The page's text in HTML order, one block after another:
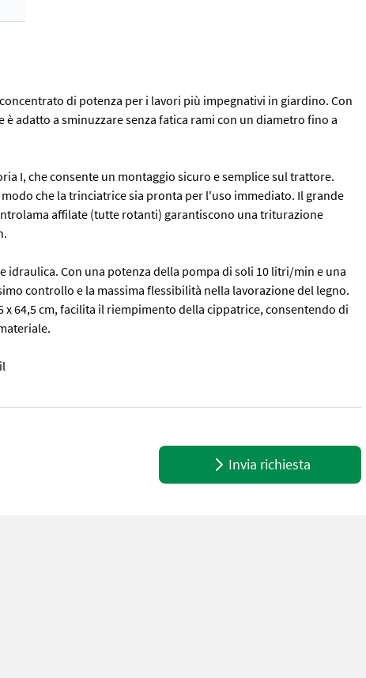
di potenza per i lavori più impegnativi in giardino. Con
adatto a sminuzzare senza fatica rami con un diametro fino a
I, che consente un montaggio sicuro e semplice sul trattore.
che la trinciatrice sia pronta per l'uso immediato. Il grande
affilate (tutte rotanti) garantiscono una triturazione
idraulica. Con una potenza della pompa di soli 10 litri/min e una
controllo e la massima flessibilità nella lavorazione del legno.
64,5 cm, facilita il riempimento della cippatrice, consentendo di
di potenza per i lavori più impegnativi in giardino.
Invia richiesta